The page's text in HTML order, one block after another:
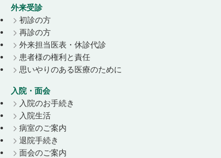
外来受診
初診の方
再診の方
外来担当医表・休診代診
患者様の権利と責任
思いやりのある医療のために
入院・面会
入院のお手続き
入院生活
病室のご案内
退院手続き
面会のご案内